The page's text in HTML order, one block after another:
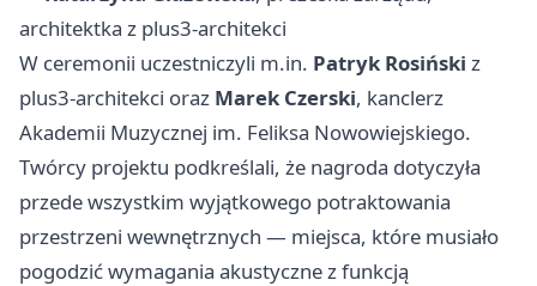
architektka z plus3-architekci
W ceremonii uczestniczyli m.in. Patryk Rosiński z
plus3-architekci oraz Marek Czerski, kanclerz
Akademii Muzycznej im. Feliksa Nowowiejskiego.
Twórcy projektu podkreślali, że nagroda dotyczyła
przede wszystkim wyjątkowego potraktowania
przestrzeni wewnętrznych — miejsca, które musiało
pogodzić wymagania akustyczne z funkcją